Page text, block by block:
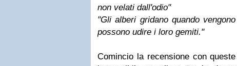
non velati dall'odio"
"Gli alberi gridano quando
possono udire i loro gemiti."
Comincio la recensione con